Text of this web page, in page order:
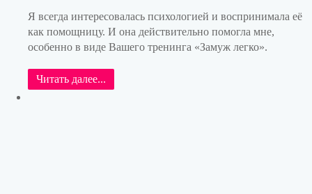
Я всегда интересовалась психологией и воспринимала её
как помощницу. И она действительно помогла мне,
особенно в виде Вашего тренинга «Замуж легко».
Читать далее...